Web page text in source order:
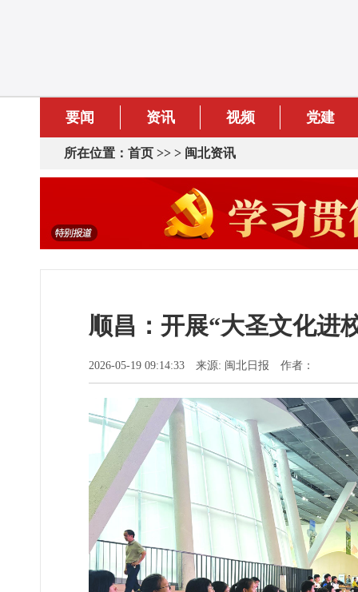
要闻 资讯 视频 党建
所在位置： 首页 >> > 闽北资讯
顺昌：开展“大圣文化进
2026-05-19 09:14:33 来源: 闽北日报 作者：